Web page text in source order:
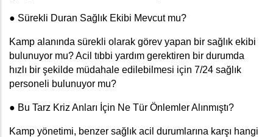
● Sürekli Duran Sağlık Ekibi Mevcut mu?
Kamp alanında sürekli olarak görev yapan bir sağlık ekibi
bulunuyor mu? Acil tıbbi yardım gerektiren bir durumda
hızlı bir şekilde müdahale edilebilmesi için 7/24 sağlık
personeli bulunuyor mu?
● Bu Tarz Kriz Anları İçin Ne Tür Önlemler Alınmıştı?
Kamp yönetimi, benzer sağlık acil durumlarına karşı hangi